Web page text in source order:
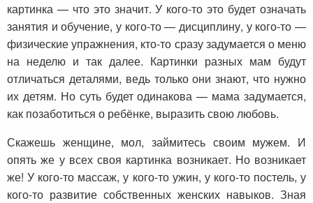
картинка — что это значит. У кого-то это будет означать
занятия и обучение, у кого-то — дисциплину, у кого-то —
физические упражнения, кто-то сразу задумается о меню
на неделю и так далее. Картинки разных мам будут
отличаться деталями, ведь только они знают, что нужно
их детям. Но суть будет одинакова — мама задумается,
как позаботиться о ребёнке, выразить свою любовь.
Скажешь женщине, мол, займитесь своим мужем. И
опять же у всех своя картинка возникает. Но возникает
же! У кого-то массаж, у кого-то ужин, у кого-то постель, у
кого-то развитие собственных женских навыков. Зная